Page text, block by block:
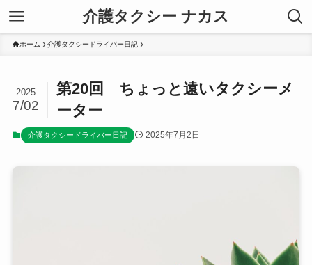
介護タクシー ナカス
ホーム 介護タクシードライバー日記
第20回 ちょっと遠いタクシーメ
ーター
2025
7/02
介護タクシードライバー日記 2025年7月2日